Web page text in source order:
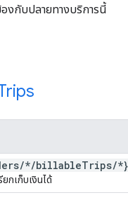
องกับปลายทางบริการนี้
/*/billableTrips/
ยกเก็บเงินได้